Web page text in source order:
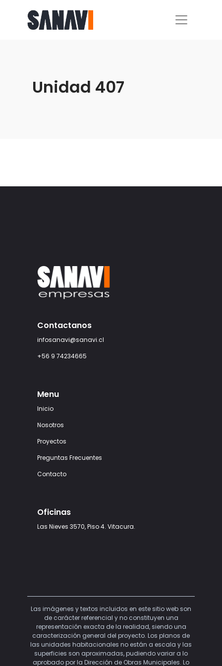
Unidad 407
Contactanos
infosanavi@sanavi.cl
+56 9 74234665
Menu
Inicio
Nosotros
Proyectos
Preguntas Frecuentes
Contacto
Oficinas
Las Nieves 3570, Piso 4. Vitacura.
Las imágenes y textos incluidos en este sitio web son
de carácter referencial y no constituyen una
representación exacta de la realidad, siendo una
caracterización general del proyecto. Los planos de
las unidades habitacionales no están a escala y las
superficies son aproximadas, pudiendo variar a lo
aprobado por la Dirección de Obras Municipales. Lo